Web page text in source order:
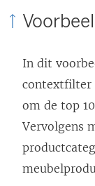
In dit
contextfilter
om de top
Vervolgens